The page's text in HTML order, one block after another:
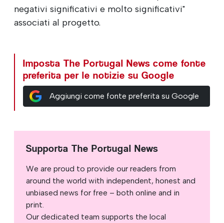
negativi significativi e molto significativi"
associati al progetto.
Imposta The Portugal News come fonte
preferita per le notizie su Google
Aggiungi come fonte preferita su Google
Supporta The Portugal News
We are proud to provide our readers from
around the world with independent, honest and
unbiased news for free – both online and in
print.
Our dedicated team supports the local